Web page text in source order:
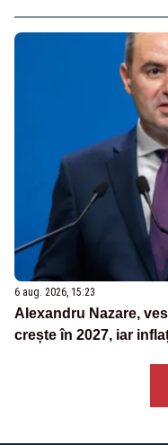
6 aug. 2026, 15:23
Alexandru Nazare,
crește în 2027, iar